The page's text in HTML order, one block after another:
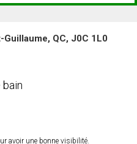
QC, J0C 1L0
avoir une bonne visibilité.